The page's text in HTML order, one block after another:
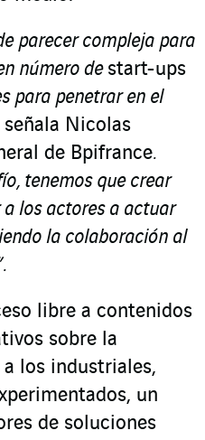
parecer compleja para
número de start-ups
para penetrar en el
señala Nicolas
de Bpifrance.
tenemos que crear
los actores a actuar
la colaboración al
libre a contenidos
sobre la
los industriales,
un
de soluciones